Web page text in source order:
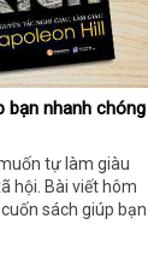
bạn nhanh chóng
tự làm giàu
hội. Bài viết hôm
sách giúp bạn